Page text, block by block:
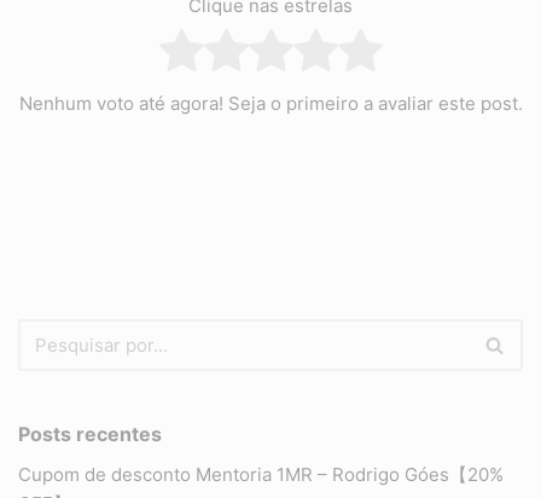
Clique nas estrelas
Nenhum voto até agora! Seja o primeiro a avaliar este post.
Posts recentes
Cupom de desconto Mentoria 1MR – Rodrigo Góes【20%